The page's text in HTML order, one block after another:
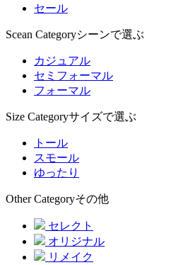
セール
Scean Categoryシーンで選ぶ
カジュアル
セミフォーマル
フォーマル
Size Categoryサイズで選ぶ
トール
スモール
ゆったり
Other Categoryその他
セレクト
オリジナル
リメイク